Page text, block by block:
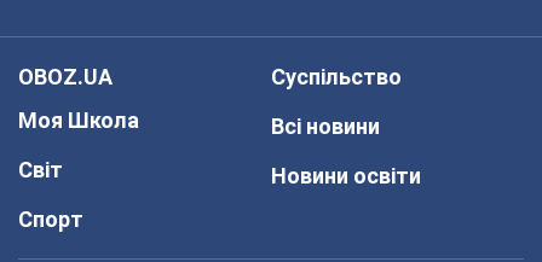
OBOZ.UA
Моя Школа
Світ
Спорт
Суспільство
Всі новини
Новини освіти